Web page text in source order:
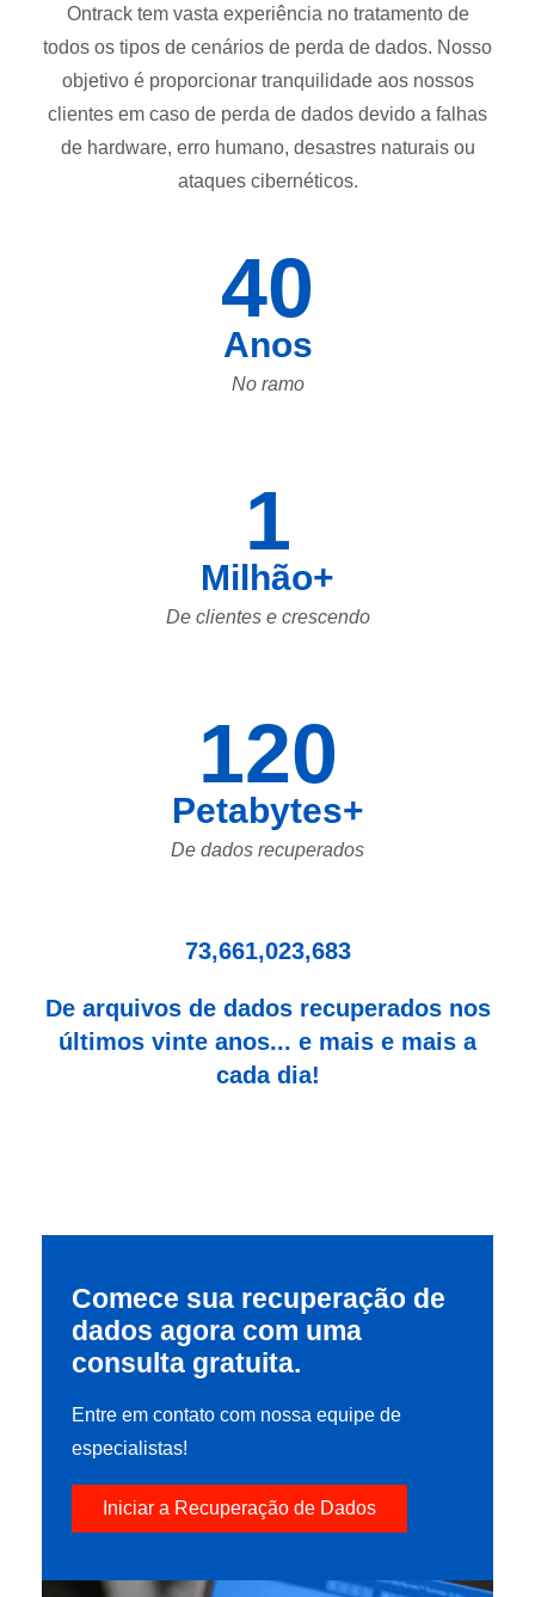
Ontrack tem vasta experiência no tratamento de
todos os tipos de cenários de perda de dados. Nosso
objetivo é proporcionar tranquilidade aos nossos
clientes em caso de perda de dados devido a falhas
de hardware, erro humano, desastres naturais ou
ataques cibernéticos.
40
Anos
No ramo
1
Milhão+
De clientes e crescendo
120
Petabytes+
De dados recuperados
73,661,023,683
De arquivos de dados recuperados nos
últimos vinte anos... e mais e mais a
cada dia!
Comece sua recuperação de
dados agora com uma
consulta gratuita.
Entre em contato com nossa equipe de
especialistas!
Iniciar a Recuperação de Dados